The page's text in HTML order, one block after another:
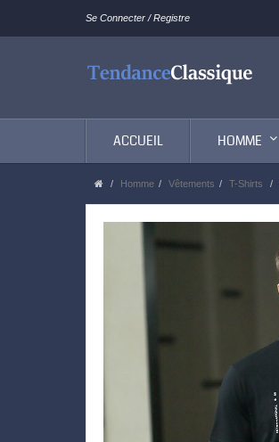
Se Connecter / Registre
ACCUEIL HOMME
Homme Vêtements T-Shirts